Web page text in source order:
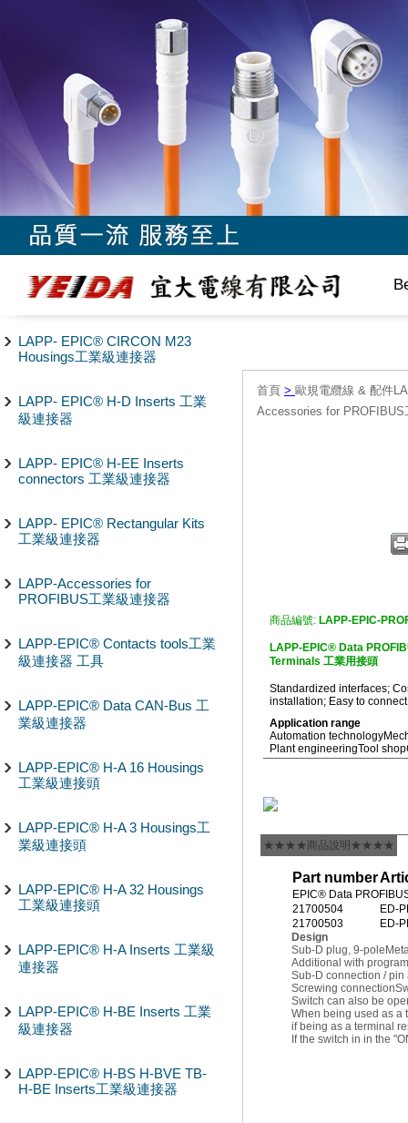
LAPP- EPIC® CIRCON M23
Housings工業級連接器
LAPP- EPIC® H-D Inserts 工業
級連接器
LAPP- EPIC® H-EE Inserts
connectors 工業級連接器
LAPP- EPIC® Rectangular Kits
工業級連接器
LAPP-Accessories for
PROFIBUS工業級連接器
LAPP-EPIC® Contacts tools工業
級連接器 工具
LAPP-EPIC® Data CAN-Bus 工
業級連接器
LAPP-EPIC® H-A 16 Housings
工業級連接頭
LAPP-EPIC® H-A 3 Housings工
業級連接頭
LAPP-EPIC® H-A 32 Housings
工業級連接頭
LAPP-EPIC® H-A Inserts 工業級
連接器
LAPP-EPIC® H-BE Inserts 工業
級連接器
LAPP-EPIC® H-BS H-BVE TB-
H-BE Inserts工業級連接器
首頁 > 歐規電纜線 & 配件
Accessories for PROFIBUS
商品編號: LAPP-EPIC-
LAPP-EPIC® Data
Terminals 工業用接頭
Standardized interfaces;
installation; Easy to
Application range
Automation technology
Plant engineeringTool shop
★★★★商品說明★★★★
Part number
EPIC® Data
21700504
ED-
21700503
ED-
Design
Sub-D plug, 9-pole
Additional with
Sub-D connection /
Screwing connection
Switch can also be
When being used as a
if being as a terminal
If the switch in in the